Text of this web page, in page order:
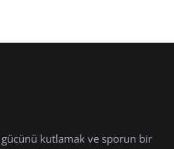
kutlamak ve sporun bir